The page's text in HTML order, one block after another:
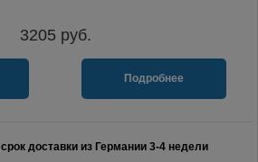
3205 руб.
Подробнее
срок доставки из Германии 3-4 недели